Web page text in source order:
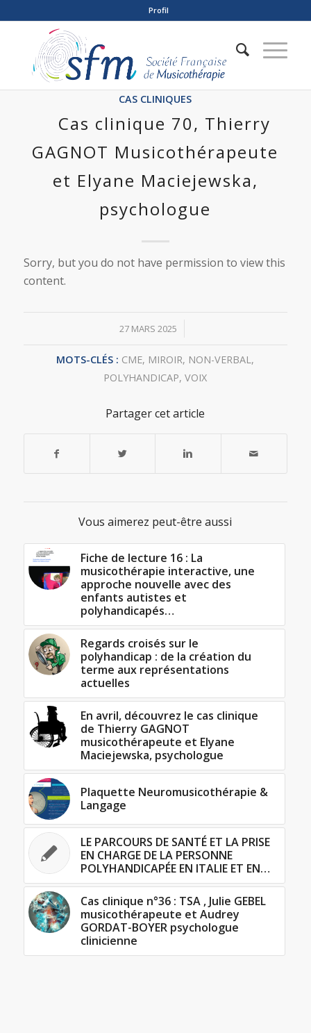
Profil
CAS CLINIQUES
Cas clinique 70, Thierry
GAGNOT Musicothérapeute
et Elyane Maciejewska,
psychologue
Sorry, but you do not have permission to view this
content.
27 MARS 2025
/
MOTS-CLÉS : CME, MIROIR, NON-VERBAL,
POLYHANDICAP,VOIX
Partager cet article
Vous aimerez peut-être aussi
Fiche de lecture 16 : La
musicothérapie interactive, une
approche nouvelle avec des
enfants autistes et
polyhandicapés…
Regards croisés sur le
polyhandicap : de la création du
terme aux représentations
actuelles
En avril, découvrez le cas clinique
de Thierry GAGNOT
musicothérapeute et Elyane
Maciejewska, psychologue
Plaquette Neuromusicothérapie &
Langage
LE PARCOURS DE SANTÉ ET LA PRISE
EN CHARGE DE LA PERSONNE
POLYHANDICAPÉE EN ITALIE ET EN…
Cas clinique n°36 : TSA , Julie GEBEL
musicothérapeute et Audrey
GORDAT-BOYER psychologue
clinicienne